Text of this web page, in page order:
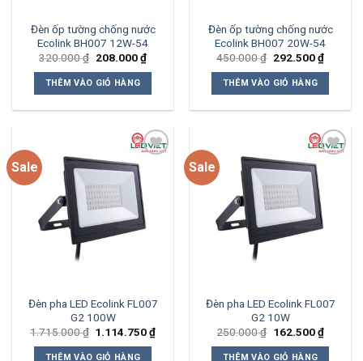
Đèn ốp tường chống nước
Ecolink BH007 12W-54
320.000₫ Giá
là:
320.000 ₫.
208.000₫Giá
hiện
208.000 ₫.
THÊM VÀO GIỎ HÀNG
Đèn ốp tường chống nước
Ecolink BH007 20W-54
450.000₫ Giá
là:
450.000 ₫.
292.500₫Giá
hiện
THÊM VÀO GIỎ HÀNG
Sale
Add to
wishlist
Đèn pha LED Ecolink FL007
G2 100W
1.715.000₫ Giá
là:
1.114.750₫Giá
THÊM VÀO GIỎ HÀNG
Sale
Add to
wishlist
Đèn pha LED Ecolink FL007
G2 10W
250.000₫ Giá
là:
162.500₫Giá
hiện
THÊM VÀO GIỎ HÀNG